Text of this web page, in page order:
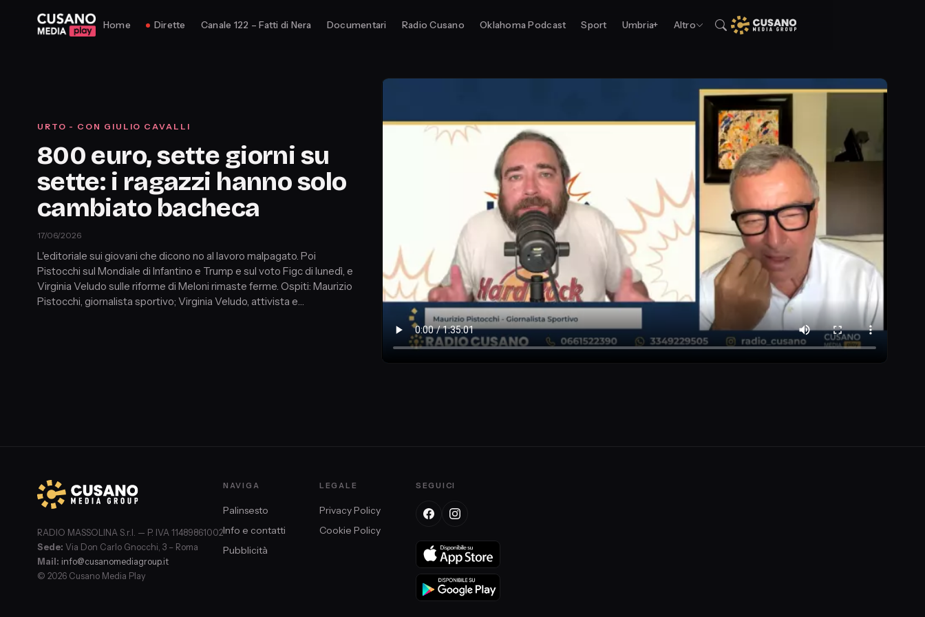
Home Dirette Canale 122 – Fatti di Nera Documentari Radio Cusano Oklahoma Podcast Sport Umbria+ Altro
URTO - CON GIULIO CAVALLI
800 euro, sette giorni su
sette: i ragazzi hanno solo
cambiato bacheca
17/06/2026
L'editoriale sui giovani che dicono no al lavoro malpagato. Poi
Pistocchi sul Mondiale di Infantino e Trump e sul voto Figc di lunedì, e
Virginia Veludo sulle riforme di Meloni rimaste ferme. Ospiti: Maurizio
Pistocchi, giornalista sportivo; Virginia Veludo, attivista e
RADIO MASSOLINA S.r.l. — P. IVA 11489861002
Sede: Via Don Carlo Gnocchi, 3 – Roma
Mail: info@cusanomediagroup.it
© 2026 Cusano Media Play
NAVIGA
Palinsesto
Info e contatti
Pubblicità
LEGALE
Privacy Policy
Cookie Policy
SEGUICI